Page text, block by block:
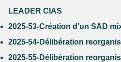
LEADER CIAS
2025-53-Création d’un SAD
2025-54-Délibération
2025-55-Délibération